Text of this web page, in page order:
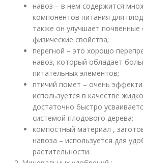
навоз – в нем содержится
компонентов питания для
также он улучшает почвенные
физические свойства;
перегной – это хорошо
навоз, который обладает
питательных элементов;
птичий помет – очень
используется в качестве
достаточно быстро
системой плодового дерева;
компостный материал ,
навоза – используется для
растительности.